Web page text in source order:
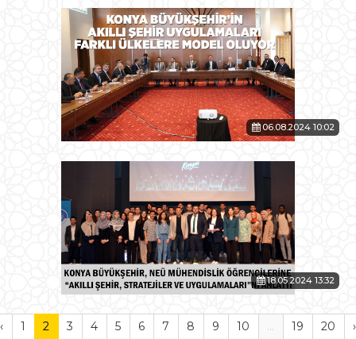
06.08.2024 10:02
18.05.2024 13:32
‹ 1 2 3 4 5 6 7 8 9 10 ... 19 20 ›